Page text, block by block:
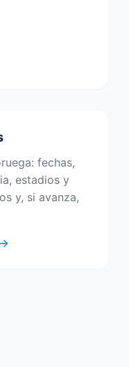
fechas,
estadios y
y, si avanza,